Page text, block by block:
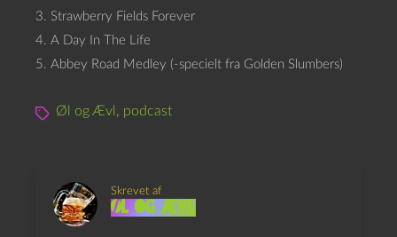
3. Strawberry Fields Forever
4. A Day In The Life
5. Abbey Road Medley (-specielt fra Golden Slumbers)
Øl og Ævl , podcast
Skrevet af
Øl og Ævl